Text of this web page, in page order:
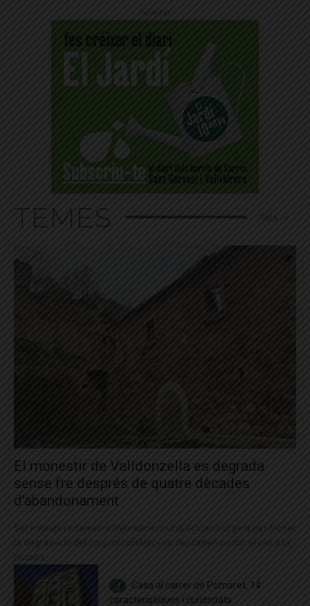
Publicitat
TEMES Tots
El monestir de Valldonzella es degrada
sense fre després de quatre dècades
d’abandonament
Set entitats reclamen a l’Ajuntament una actuació urgent per frenar
la degradació del conjunt romànic i no descarten portar el cas a la
Fiscalia
Casa al carrer de Pomaret, 14:
característiques i curiositats